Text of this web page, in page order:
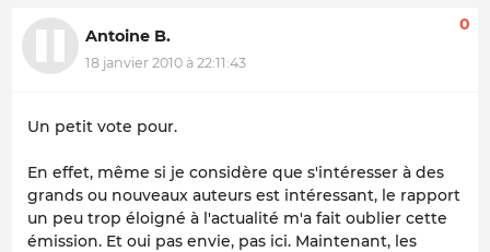
Antoine B.
18 janvier 2010 à 22:11:43
0
Un petit vote pour.
En effet, même si je considère que s'intéresser à des
grands ou nouveaux auteurs est intéressant, le rapport
un peu trop éloigné à l'actualité m'a fait oublier cette
émission. Et oui pas envie, pas ici. Maintenant, les